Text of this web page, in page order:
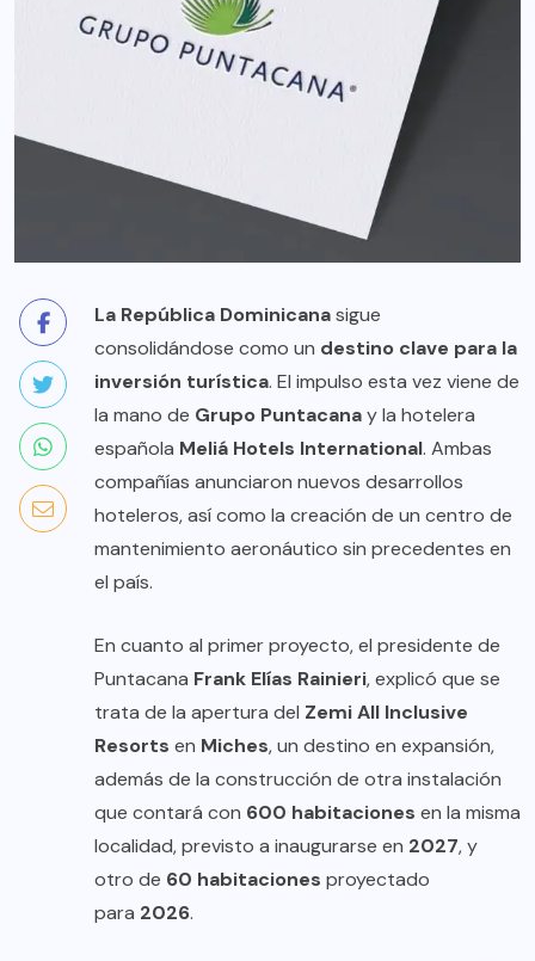
La República Dominicanasigue
consolidándose como un destino clave para la
inversión turística. El impulso esta vez viene de
la mano de Grupo Puntacanay la hotelera
española Meliá Hotels International. Ambas
compañías anunciaron nuevos desarrollos
hoteleros, así como la creación de un centro de
mantenimiento aeronáutico sin precedentes en
el país.
En cuanto al primer proyecto, el presidente de
Puntacana Frank Elías Rainieri, explicó que se
trata de la apertura del Zemi All Inclusive
Resorts en Miches, un destino en expansión,
además de la construcción de otra instalación
que contará con 600 habitaciones en la misma
localidad, previsto a inaugurarse en 2027, y
otro de 60 habitaciones proyectado
para 2026.